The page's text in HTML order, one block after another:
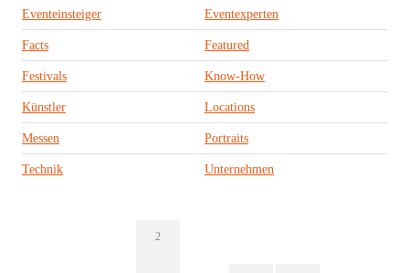
Eventeinsteiger Eventexperten
Facts Featured
Festivals Know-How
Künstler Locations
Messen Portraits
Technik Unternehmen
2